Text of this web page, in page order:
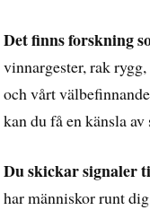
Det finns forskning
vinnargester, rak
och vårt
kan du få en känsla
Du skickar signaler
har människor runt